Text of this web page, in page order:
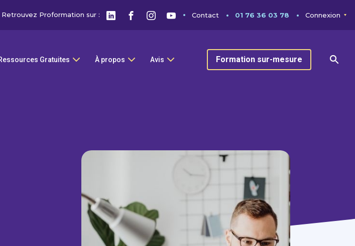
Retrouvez Proformation sur : Contact 01 76 36 03 78 Connexion
Gratuites À propos Avis Formation sur-mesure